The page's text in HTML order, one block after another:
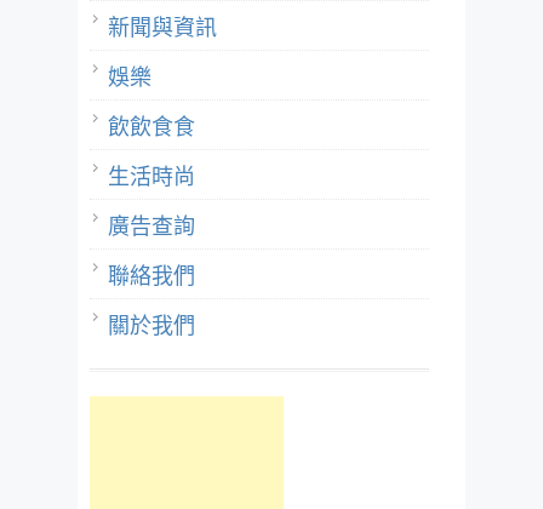
新聞與資訊
娛樂
飲飲食食
生活時尚
廣告查詢
聯絡我們
關於我們